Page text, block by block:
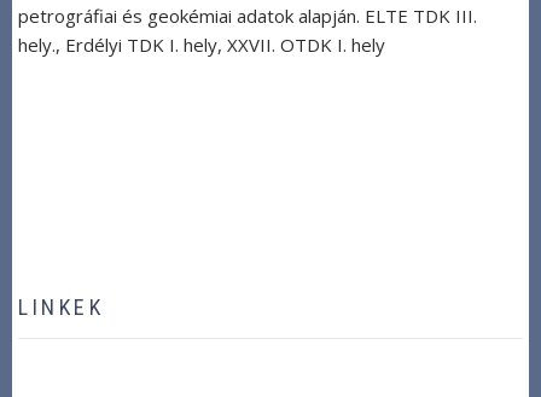
petrográfiai és geokémiai adatok alapján. ELTE TDK III.
hely., Erdélyi TDK I. hely, XXVII. OTDK I. hely
LINKEK